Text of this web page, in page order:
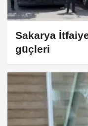
Sakarya
güçleri